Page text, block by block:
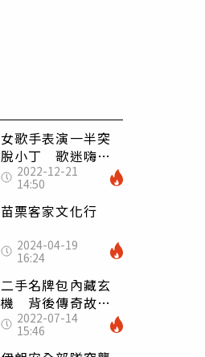
女歌手表演一半突
脫小丁 歌迷嗨翻
紛紛擠向舞台
2022-12-21
14:50
苗栗客家文化行
2024-04-19
16:24
二手名牌包內藏玄
機 背後傳奇故事
網友直呼精彩
2022-07-14
15:46